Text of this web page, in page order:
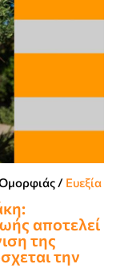
Ομορφιάς​ / Ευεξία
αποτελεί
της
την